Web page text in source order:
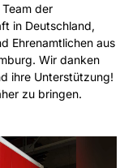
der
in Deutschland,
Ehrenamtlichen aus
Wir danken
ihre Unterstützung!
zu bringen.